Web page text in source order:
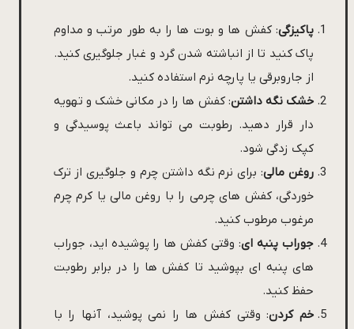
پاکیزگی: کفش ها و بوت ها را به طور مرتب و مداوم
پاک کنید تا از انباشته شدن گرد و غبار جلوگیری کنید.
از جاروبرقی یا پارچه نرم استفاده کنید.
خشک نگه داشتن: کفش ها را در مکانی خشک و تهویه
دار قرار دهید. رطوبت می تواند باعث پوسیدگی و
کپک زدگی شود.
روغن مالی: برای نرم نگه داشتن چرم و جلوگیری از ترک
خوردگی، کفش های چرمی را با روغن مالی یا کرم چرم
مرغوب مرطوب کنید.
جوراب پنبه ای: وقتی کفش ها را پوشیده اید، جوراب
های پنبه ای بپوشید تا کفش ها را در برابر رطوبت
حفظ کنید.
خم کردن: وقتی کفش ها را نمی پوشید، آنها را با